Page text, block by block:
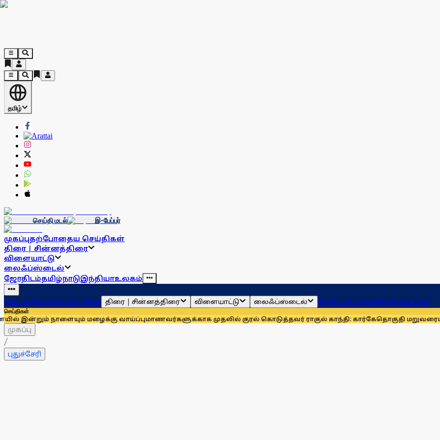
தமிழ்
செய்தி மடல் இ-பேப்பர்
முகப்புதற்போதைய செய்திகள்
திரை | சின்னத்திரை
விளையாட்டு
லைஃப்ஸ்டைல்
ஜோதிடம்தமிழ்நாடுஇந்தியாஉலகம்
முகப்புதற்போதைய செய்திகள் திரை | சின்னத்திரை விளையாட்டு லைஃப்ஸ்டைல் ஜோதிடம்தமிழ்நாடுஇந்தியாஉலகம்
செய்திகள்
நாளையும் மழைக்கு வாய்ப்புமாணவர்களுக்காக முதலில் குரல் கொடுத்தவர் ராகுல் காந்தி: கார்கேதொகுதி மறுவரையறையை
முகப்பு
/
புதுச்சேரி